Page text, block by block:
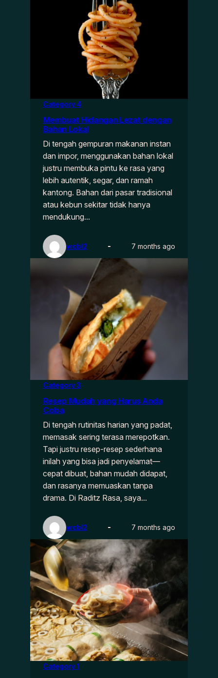
Category 4
Membuat Hidangan Lezat dengan
Bahan Lokal
Di tengah gempuran makanan instan
dan impor, menggunakan bahan lokal
justru membuka pintu ke rasa yang
lebih autentik, segar, dan ramah
kantong. Bahan dari pasar tradisional
atau kebun sekitar tidak hanya
mendukung…
wcbl2 7 months ago
Category 3
Resep Mudah yang Harus Anda
Coba
Di tengah rutinitas harian yang padat,
memasak sering terasa merepotkan.
Tapi justru resep-resep sederhana
inilah yang bisa jadi penyelamat—
cepat dibuat, bahan mudah didapat,
dan rasanya memuaskan tanpa
drama. Di Raditz Rasa, saya…
wcbl2 7 months ago
Category 1